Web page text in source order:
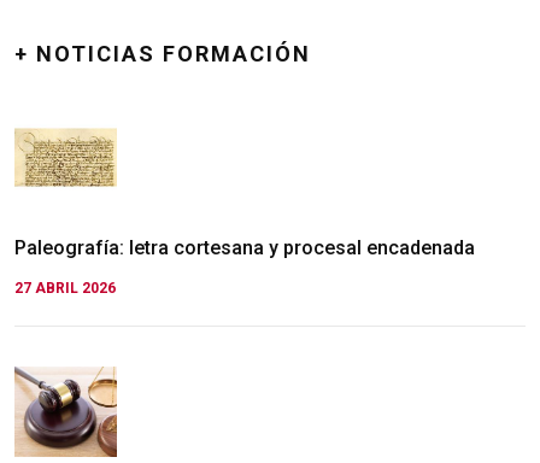
+ NOTICIAS FORMACIÓN
Paleografía: letra cortesana y procesal encadenada
27 ABRIL 2026